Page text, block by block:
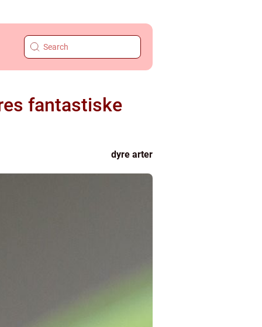
fantastiske
dyre arter